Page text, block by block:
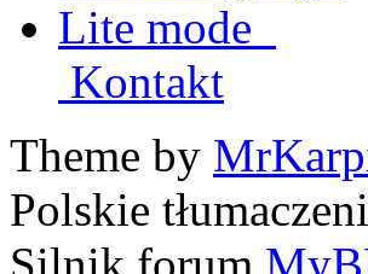
Lite mode
Kontakt
Theme by
Polskie